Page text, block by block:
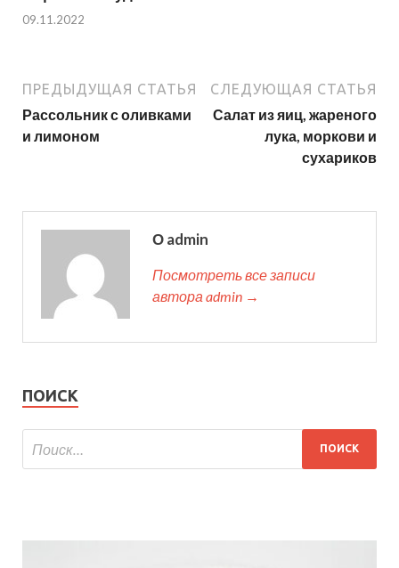
09.11.2022
ПРЕДЫДУЩАЯ СТАТЬЯ
Рассольник с оливками
и лимоном
СЛЕДУЮЩАЯ СТАТЬЯ
Салат из яиц, жареного
лука, моркови и
сухариков
О admin
Посмотреть все записи
автора admin →
ПОИСК